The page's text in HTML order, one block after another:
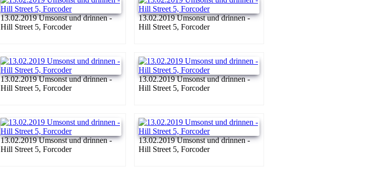
13.02.2019 Umsonst und drinnen -
Hill Street 5, Forcoder
13.02.2019 Umsonst und drinnen -
Hill Street 5, Forcoder
13.02.2019 Umsonst und drinnen -
Hill Street 5, Forcoder
13.02.2019 Umsonst und drinnen -
Hill Street 5, Forcoder
13.02.2019 Umsonst und drinnen -
Hill Street 5, Forcoder
13.02.2019 Umsonst und drinnen -
Hill Street 5, Forcoder